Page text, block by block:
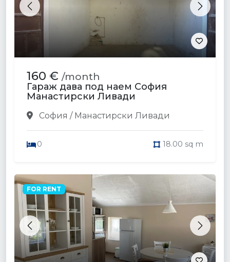
Previous Next
160 € /month
Гараж дава под наем София
Манастирски Ливади
София / Манастирски Ливади
0 18.00 sq m
Previous Next
FOR RENT